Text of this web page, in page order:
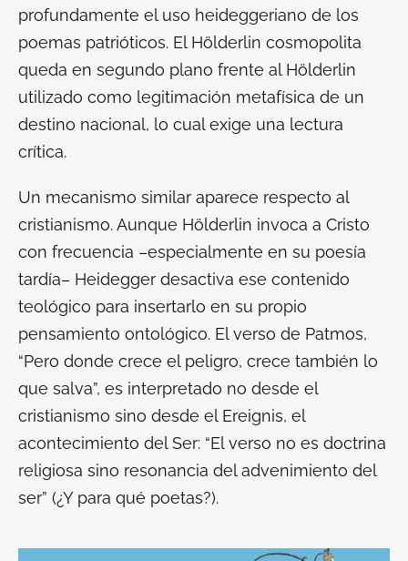
profundamente el uso heideggeriano de los
poemas patrióticos. El Hölderlin cosmopolita
queda en segundo plano frente al Hölderlin
utilizado como legitimación metafísica de un
destino nacional, lo cual exige una lectura
crítica.
Un mecanismo similar aparece respecto al
cristianismo. Aunque Hölderlin invoca a Cristo
con frecuencia –especialmente en su poesía
tardía– Heidegger desactiva ese contenido
teológico para insertarlo en su propio
pensamiento ontológico. El verso de Patmos,
“Pero donde crece el peligro, crece también lo
que salva”, es interpretado no desde el
cristianismo sino desde el Ereignis, el
acontecimiento del Ser: “El verso no es doctrina
religiosa sino resonancia del advenimiento del
ser” (¿Y para qué poetas?).